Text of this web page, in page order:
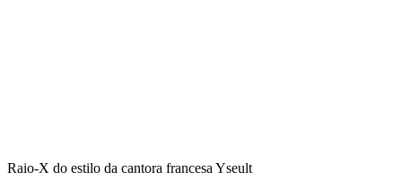
Raio-X do estilo da cantora francesa Yseult